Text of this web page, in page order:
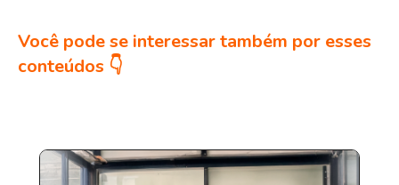
Você pode se interessar também por esses
conteúdos 👇